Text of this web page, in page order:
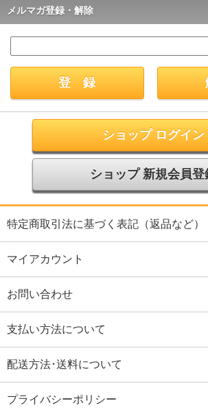
メルマガ登録・解除
ショップ ログイン
ショップ 新規会員登
特定商取引法に基づく表記（返品など）
マイアカウント
お問い合わせ
支払い方法について
配送方法･送料について
プライバシーポリシー